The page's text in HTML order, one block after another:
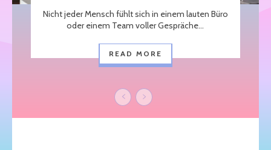
Nicht jeder Mensch fühlt sich in einem lauten Büro
oder einem Team voller Gespräche...
READ MORE